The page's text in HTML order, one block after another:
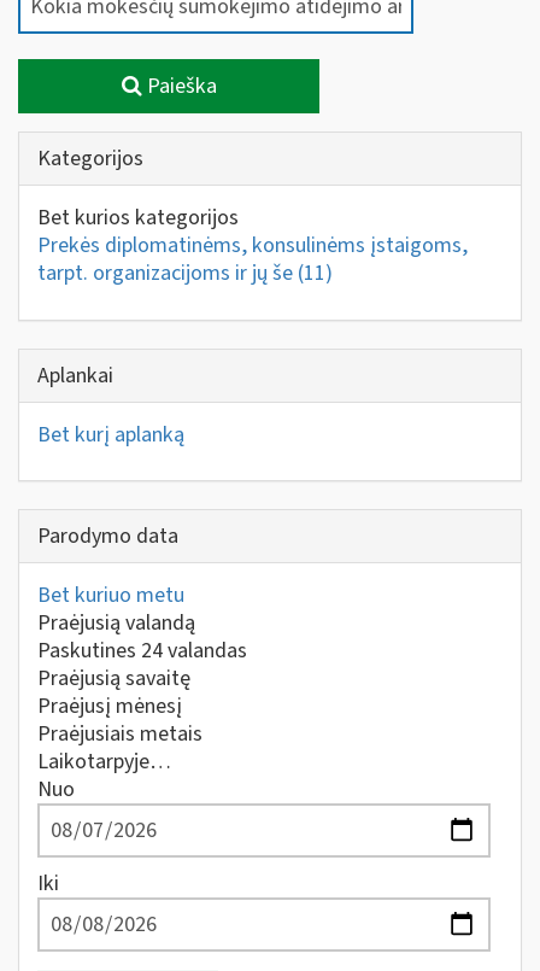
Paieška
Kategorijos
Bet kurios kategorijos
Prekės diplomatinėms, konsulinėms įstaigoms,
tarpt. organizacijoms ir jų še (11)
Aplankai
Bet kurį aplanką
Parodymo data
Bet kuriuo metu
Praėjusią valandą
Paskutines 24 valandas
Praėjusią savaitę
Praėjusį mėnesį
Praėjusiais metais
Laikotarpyje…
Nuo
Iki